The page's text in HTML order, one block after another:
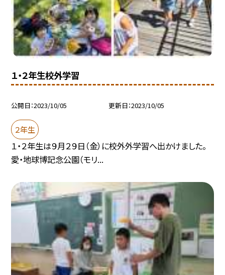
１・２年生校外学習
公開日 2023/10/05 更新日 2023/10/05
２年生
１・２年生は９月２９日（金）に校外外学習へ出かけました。
愛・地球博記念公園（モリ...